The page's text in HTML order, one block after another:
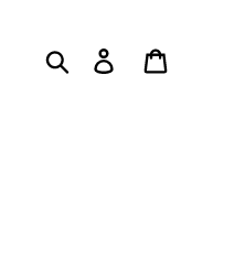
RechercherSe connecter